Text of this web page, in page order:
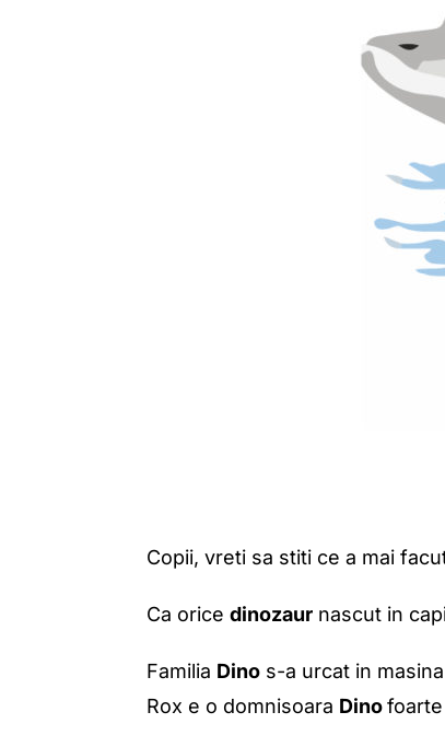
Copii, vreti sa stiti ce a mai
Ca oricedinozaur nascut in
Familia Dino s-a urcat in
Rox e o domnisoara Dino